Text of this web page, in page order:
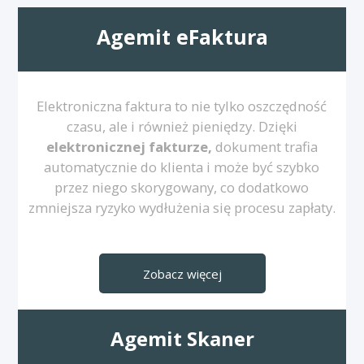
Agemit eFaktura
Elektroniczna faktura to nie tylko oszczędność
czasu, ale i również pieniędzy. Dzięki
elektronicznej fakturze, dokument trafia
automatycznie do klienta i może być szybko
przez niego skorygowany, co dodatkowo
zmniejsza ryzyko wydłużenia się procesu zapłaty.
Zobacz więcej
Agemit Skaner